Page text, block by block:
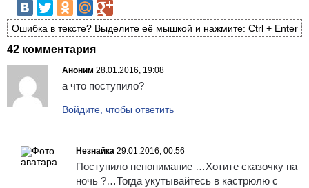
Ошибка в тексте? Выделите её мышкой и нажмите: Ctrl + Enter
42 комментария
Аноним 28.01.2016, 19:08
а что поступило?
Войдите, чтобы ответить
Незнайка 29.01.2016, 00:56
Поступило непонимание …Хотите сказочку на
ночь ?…Тогда укутывайтесь в кастрюлю с